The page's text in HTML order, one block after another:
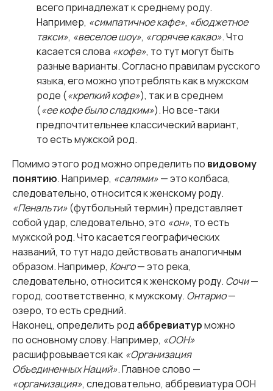
всего принадлежат к среднему роду.
Например, «симпатичное кафе», «бюджетное
такси», «веселое шоу», «горячее какао». Что
касается слова «кофе», то тут могут быть
разные варианты. Согласно правилам русского
языка, его можно употреблять как в мужском
роде («крепкий кофе»), так и в среднем
(«ее кофе было сладким»). Но все-таки
предпочтительнее классический вариант,
то есть мужской род.
Помимо этого род можно определить по видовому
понятию. Например, «салями»— это колбаса,
следовательно, относится к женскому роду.
«Пенальти»(футбольный термин) представляет
собой удар, следовательно, это «он», то есть
мужской род. Что касается географических
названий, то тут надо действовать аналогичным
образом. Например, Конго— это река,
следовательно, относится к женскому роду. Сочи—
город, соответственно, к мужскому. Онтарио—
озеро, то есть средний.
Наконец, определить род аббревиатурможно
по основному слову. Например, «ООН»
расшифровывается как «Организация
Объединенных Наций». Главное слово —
«организация», следовательно, аббревиатура ООН